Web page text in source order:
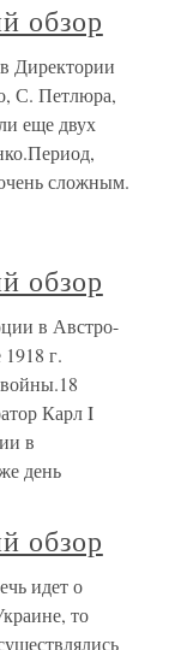
обзор
Директории
С. Петлюра,
еще двух
сложным.
обзор
в Австро-
г.
Карл I
в
день
обзор
идет о
то